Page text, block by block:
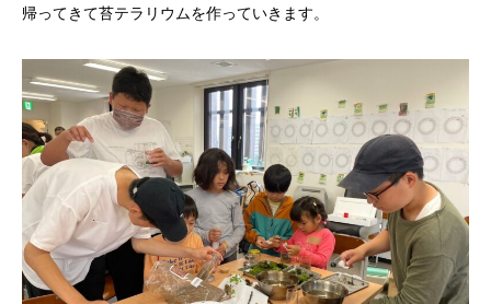
帰ってきて苔テラリウムを作っていきます。